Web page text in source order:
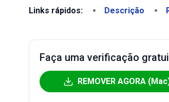
Links rápidos: Descrição
Faça uma verificação
REMOVER AGORA